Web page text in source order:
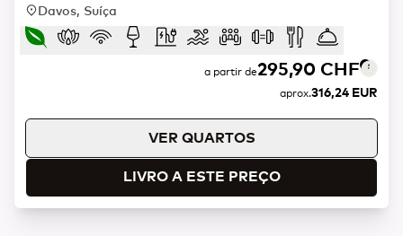
Davos, Suíça
a partir de295,90 CHF
aprox.316,24 EUR
VER QUARTOS
LIVRO A ESTE PREÇO